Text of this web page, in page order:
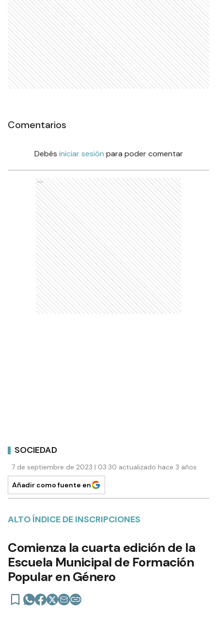
Comentarios
Debés iniciar sesión para poder comentar
Ads
SOCIEDAD
7 de septiembre de 2023 | 03:30 actualizado hace 3 años
Añadir como fuente en
ALTO ÍNDICE DE INSCRIPCIONES
Comienza la cuarta edición de la
Escuela Municipal de Formación
Popular en Género